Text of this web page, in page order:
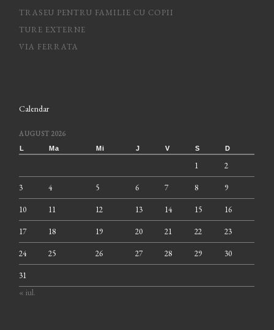
TRASEU PENTRU FAMILIE CU COPII
TURE EXTERNE
VIA FERRATA
Calendar
AUGUST 2026
L Ma Mi J V S D
1 2
3 4 5 6 7 8 9
10 11 12 13 14 15 16
17 18 19 20 21 22 23
24 25 26 27 28 29 30
31
« iul.